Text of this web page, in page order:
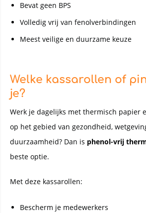
Bevat geen BPS
Volledig vrij van fenolverbindingen
Meest veilige en duurzame keuze
Welke kassarollen of
je?
Werk je dagelijks met thermisch papier
op het gebied van gezondheid,
duurzaamheid? Dan is phenol-vrij
beste optie.
Met deze kassarollen:
Bescherm je medewerkers